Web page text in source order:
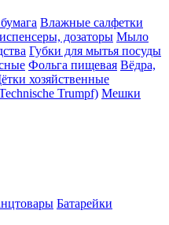
Влажные салфетки
дозаторы Мыло
Губки для мытья посуды
Фольга пищевая Вёдра,
хозяйственные
Trumpf) Мешки
Батарейки